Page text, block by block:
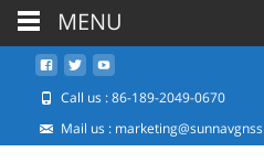
Call us : 86-189-2049-0670
Mail us :
MENU